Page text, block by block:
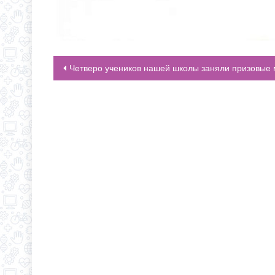
НАВИГАЦИЯ ПО ЗАПИСЯМ
Четверо учеников нашей школы заняли призовые места в открытом первенстве по велоспорту